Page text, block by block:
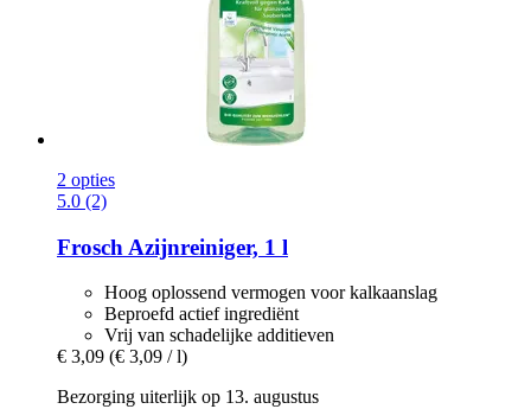
2 opties
5.0 (2)
Frosch Azijnreiniger, 1 l
Hoog oplossend vermogen voor kalkaanslag
Beproefd actief ingrediënt
Vrij van schadelijke additieven
€ 3,09 (€ 3,09 / l)
Bezorging uiterlijk op 13. augustus